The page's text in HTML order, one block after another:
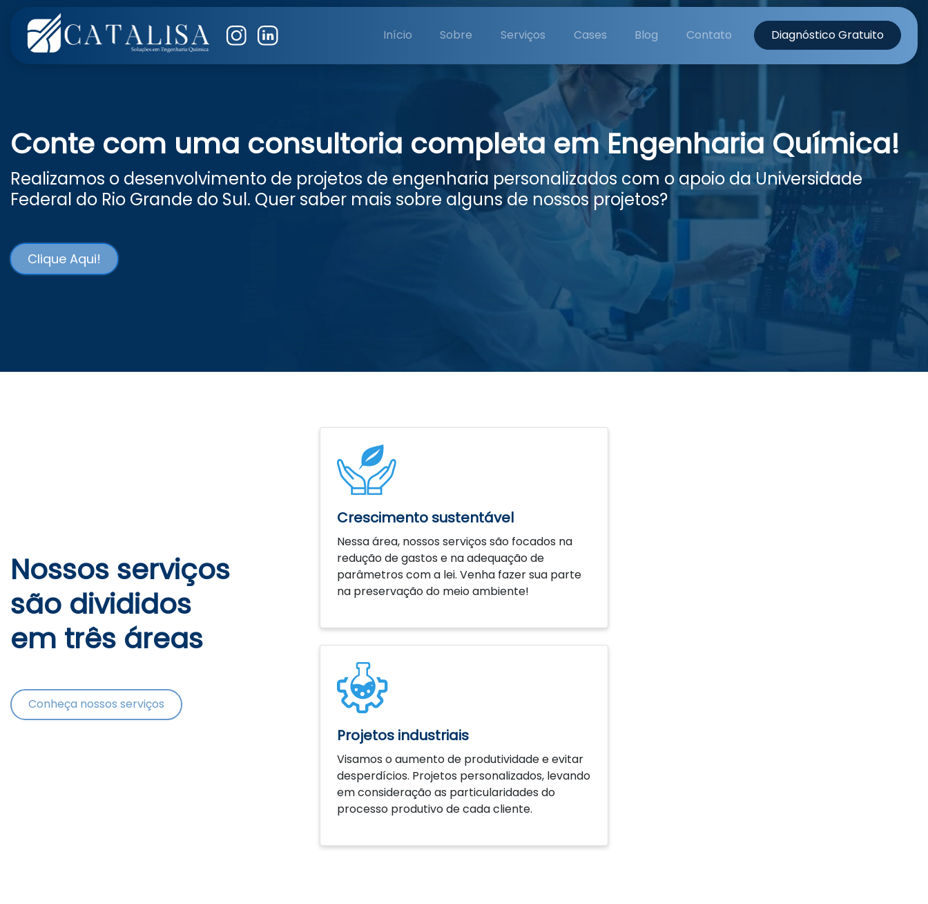
Início Sobre Serviços Cases Blog Contato Diagnóstico Gratuito
Conte com uma consultoria completa em Engenharia Química!
Realizamos o desenvolvimento de projetos de engenharia personalizados com o apoio da Universidade
Federal do Rio Grande do Sul. Quer saber mais sobre alguns de nossos projetos?
Clique Aqui!
Nossos serviços
são divididos
em três áreas
Conheça nossos serviços
Crescimento sustentável
Nessa área, nossos serviços são focados na
redução de gastos e na adequação de
parâmetros com a lei. Venha fazer sua parte
na preservação do meio ambiente!
Saiba mais
Projetos industriais
Visamos o aumento de produtividade e evitar
desperdícios. Projetos personalizados, levando
em consideração as particularidades do
processo produtivo de cada cliente.
Saiba mais